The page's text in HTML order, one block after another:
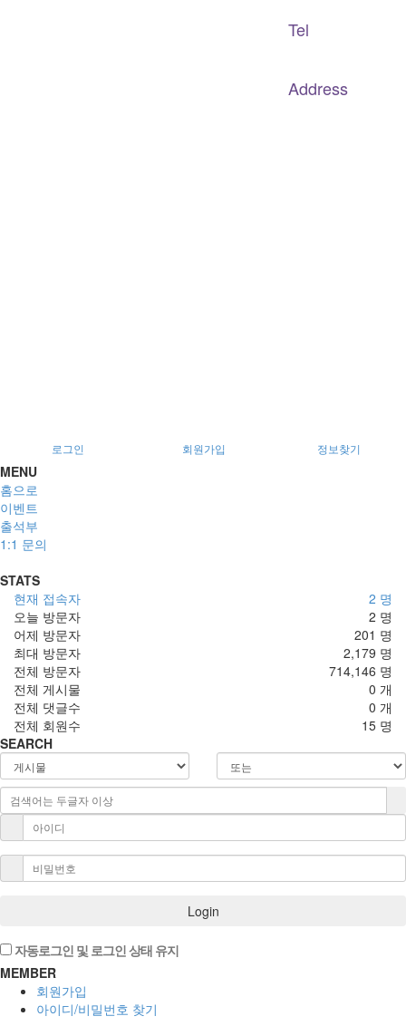
Tel
Address
로그인 회원가입 정보찾기
MENU
홈으로
이벤트
출석부
1:1 문의
STATS
2 명
현재 접속자
2 명
오늘 방문자
201 명
어제 방문자
2,179 명
최대 방문자
714,146 명
전체 방문자
0 개
전체 게시물
0 개
전체 댓글수
15 명
전체 회원수
SEARCH
Login
자동로그인 및 로그인 상태 유지
MEMBER
회원가입
아이디/비밀번호 찾기